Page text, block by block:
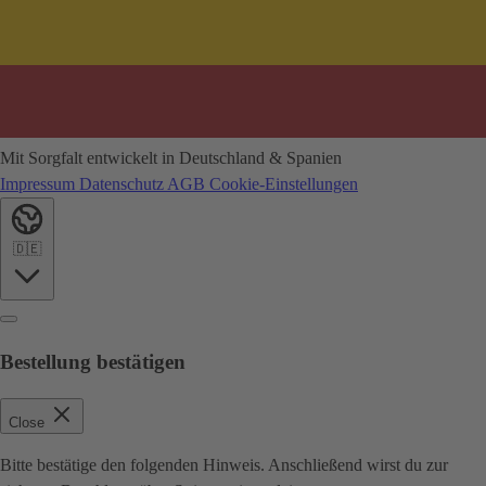
Mit Sorgfalt entwickelt in Deutschland & Spanien
Impressum Datenschutz AGB Cookie-Einstellungen
🇩🇪
Bestellung bestätigen
Close
Bitte bestätige den folgenden Hinweis. Anschließend wirst du zur